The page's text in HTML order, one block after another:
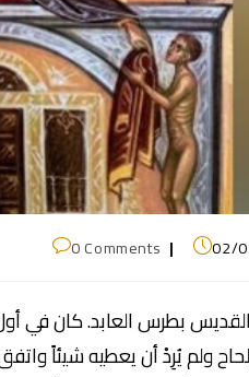
02/
0 Comments
بطرس العابد. كان في
ولم يُرِدْ أن يعطيه شيئاً